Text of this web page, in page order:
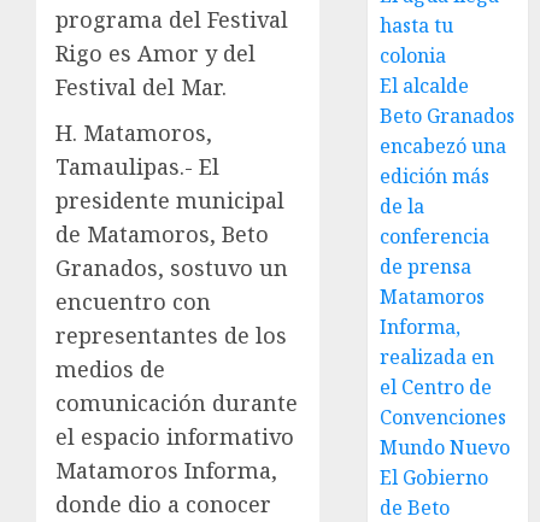
programa del Festival
Rigo es Amor y del
Festival del Mar.
H. Matamoros,
Tamaulipas.- El
presidente municipal
de Matamoros, Beto
Granados, sostuvo un
encuentro con
representantes de los
medios de
comunicación durante
el espacio informativo
Matamoros Informa,
donde dio a conocer
hasta tu
colonia
El alcalde
Beto Granados
encabezó una
edición más
de la
conferencia
de prensa
Matamoros
Informa,
realizada en
el Centro de
Convenciones
Mundo Nuevo
El Gobierno
de Beto